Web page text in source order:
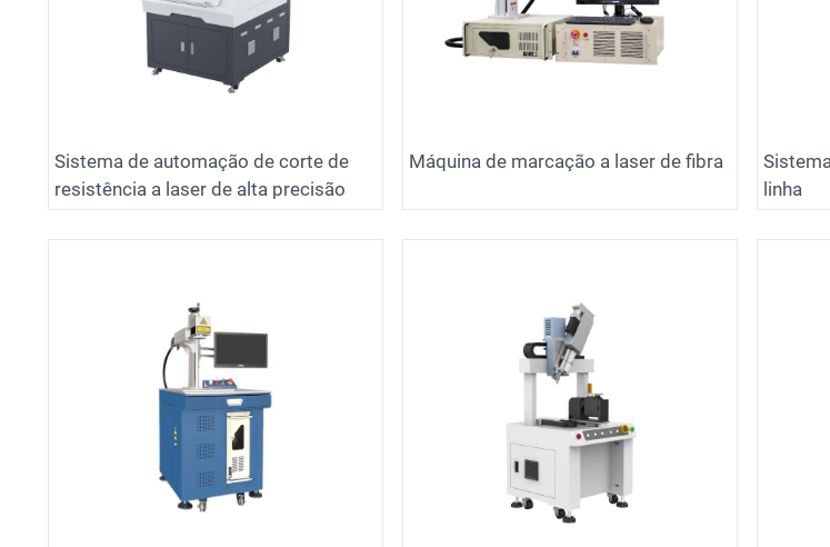
Sistema de automação de corte de
resistência a laser de alta precisão
Máquina de marcação a laser de fibra
linha